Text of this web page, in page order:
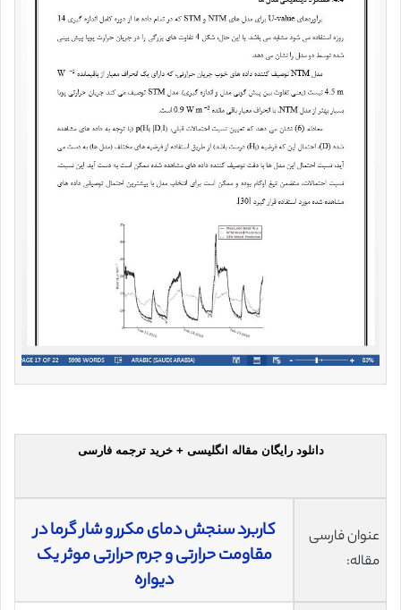
دانلود رایگان مقاله انگلیسی + خرید ترجمه فارسی
عنوان فارسی
مقاله:
کاربرد سنجش دمای مکرر و شار گرما در
مقاومت حرارتی و جرم حرارتی موثر یک
دیواره